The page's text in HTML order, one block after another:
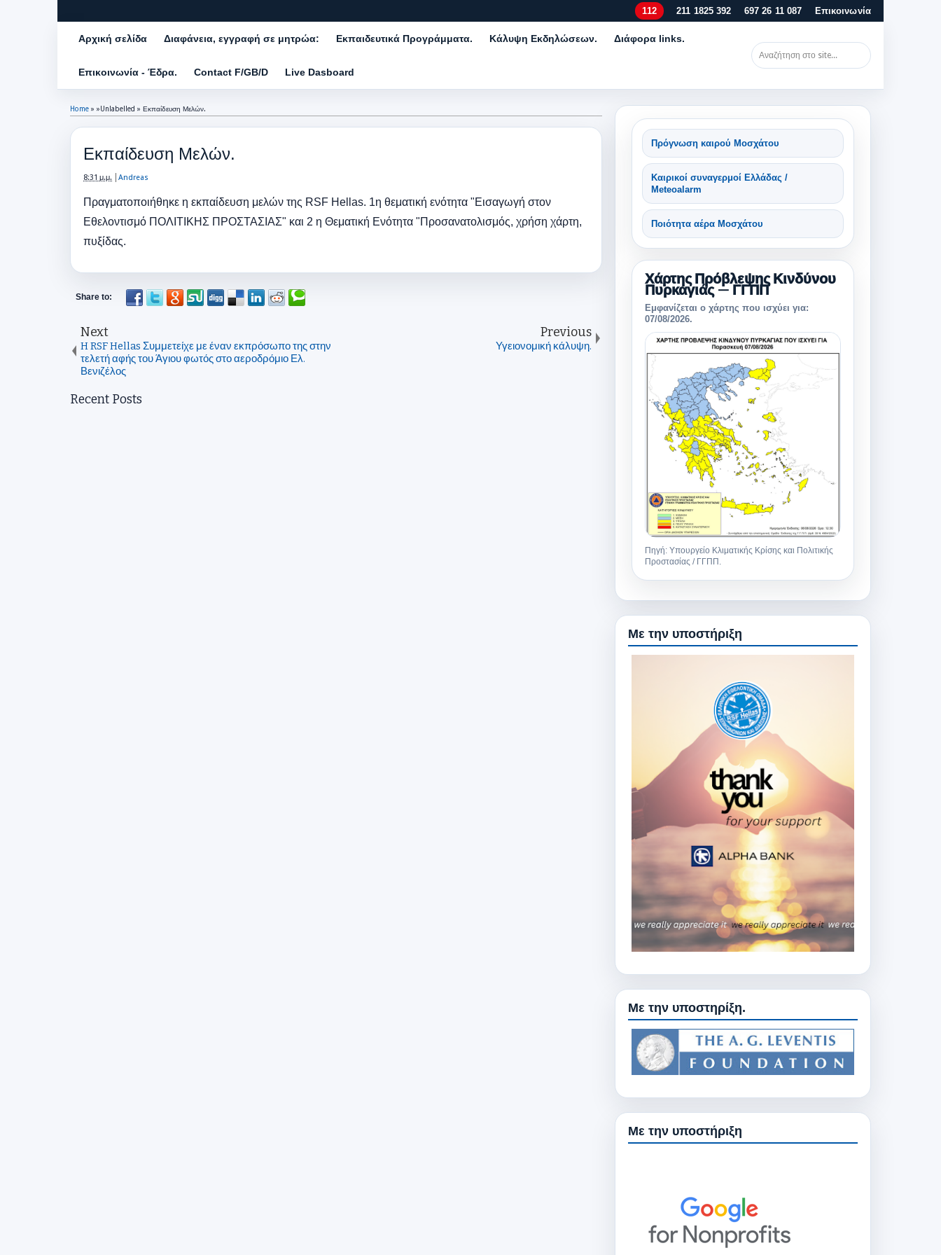
112 211 1825 392 697 26 11 087 Επικοινωνία
Αρχική σελίδα Διαφάνεια, εγγραφή σε μητρώα: Εκπαιδευτικά Προγράμματα. Κάλυψη Εκδηλώσεων. Διάφορα links.
Επικοινωνία - Έδρα. Contact F/GB/D Live Dasboard
Home » »Unlabelled » Εκπαίδευση Μελών.
Εκπαίδευση Μελών.
8:31 μ.μ. Andreas
Πραγματοποιήθηκε η εκπαίδευση μελών της RSF Hellas. 1η θεματική ενότητα "Εισαγωγή στον
Εθελοντισμό ΠΟΛΙΤΙΚΗΣ ΠΡΟΣΤΑΣΙΑΣ" και 2 η Θεματική Ενότητα "Προσανατολισμός, χρήση χάρτη,
πυξίδας.
Next
H RSF Hellas Συμμετείχε με έναν εκπρόσωπο της στην
τελετή αφής του Άγιου φωτός στο αεροδρόμιο Ελ.
Βενιζέλος
Previous
Υγειονομική κάλυψη.
Recent Posts
Πρόγνωση καιρού Μοσχάτου
Καιρικοί συναγερμοί Ελλάδας /
Meteoalarm
Ποιότητα αέρα Μοσχάτου
Χάρτης Πρόβλεψης Κινδύνου
Πυρκαγιάς — ΓΓΠΠ
Εμφανίζεται ο χάρτης που ισχύει για:
07/08/2026.
Πηγή: Υπουργείο Κλιματικής Κρίσης και Πολιτικής
Προστασίας / ΓΓΠΠ.
Με την υποστήριξη
Με την υποστηρίξη.
Με την υποστήριξη